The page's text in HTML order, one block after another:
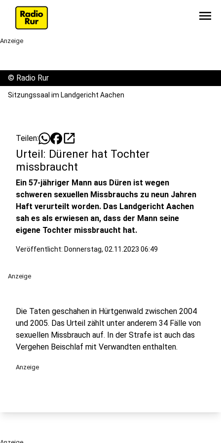
menu
Anzeige
© Radio Rur
Sitzungssaal im Landgericht Aachen
Teilen: open_in_new
Urteil: Dürener hat Tochter
missbraucht
Ein 57-jähriger Mann aus Düren ist wegen
schweren sexuellen Missbrauchs zu neun Jahren
Haft verurteilt worden. Das Landgericht Aachen
sah es als erwiesen an, dass der Mann seine
eigene Tochter missbraucht hat.
Veröffentlicht: Donnerstag, 02.11.2023 06:49
Anzeige
Die Taten geschahen in Hürtgenwald zwischen 2004
und 2005. Das Urteil zählt unter anderem 34 Fälle von
sexuellen Missbrauch auf. In der Strafe ist auch das
Vergehen Beischlaf mit Verwandten enthalten.
Anzeige